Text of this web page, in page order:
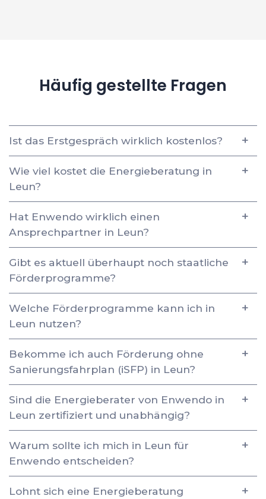
Häufig gestellte Fragen
Ist das Erstgespräch wirklich kostenlos?
Wie viel kostet die Energieberatung in
Leun?
Hat Enwendo wirklich einen
Ansprechpartner in Leun?
Gibt es aktuell überhaupt noch staatliche
Förderprogramme?
Welche Förderprogramme kann ich in
Leun nutzen?
Bekomme ich auch Förderung ohne
Sanierungsfahrplan (iSFP) in Leun?
Sind die Energieberater von Enwendo in
Leun zertifiziert und unabhängig?
Warum sollte ich mich in Leun für
Enwendo entscheiden?
Lohnt sich eine Energieberatung